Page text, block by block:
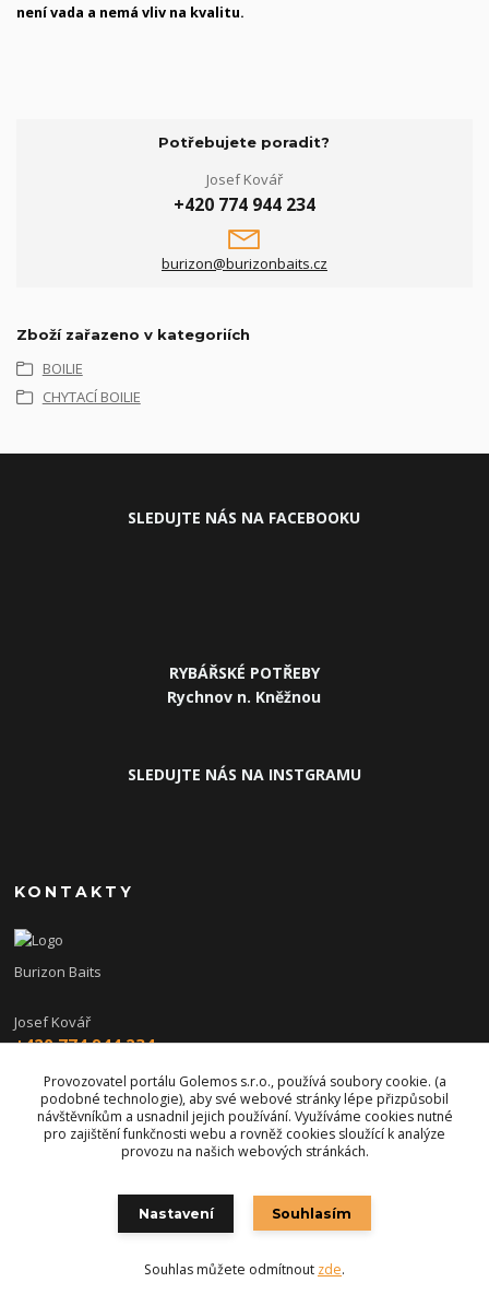
není vada a nemá vliv na kvalitu.
Potřebujete poradit?
Josef Kovář
+420 774 944 234
burizon@burizonbaits.cz
Zboží zařazeno v kategoriích
BOILIE
CHYTACÍ BOILIE
SLEDUJTE NÁS NA FACEBOOKU
RYBÁŘSKÉ POTŘEBY
Rychnov n. Kněžnou
SLEDUJTE NÁS NA INSTGRAMU
KONTAKTY
Burizon Baits
Josef Kovář
+420 774 944 234
burizon@burizonbaits.cz
Vytvořeno na Eshop-rychle.cz
Provozovatel portálu Golemos s.r.o., používá soubory cookie. (a
podobné technologie), aby své webové stránky lépe přizpůsobil
návštěvníkům a usnadnil jejich používání. Využíváme cookies nutné
pro zajištění funkčnosti webu a rovněž cookies sloužící k analýze
provozu na našich webových stránkách.
Nastavení Souhlasím
Souhlas můžete odmítnout zde.